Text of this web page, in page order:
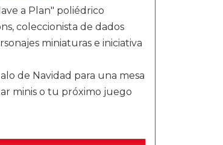
a Plan" poliédrico
coleccionista de dados
miniaturas e iniciativa
de Navidad para una mesa
minis o tu próximo juego